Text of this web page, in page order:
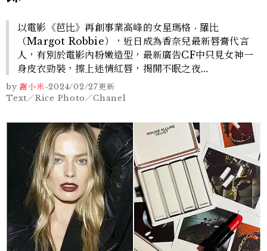
以電影《芭比》再創事業高峰的女星瑪格 · 羅比
（Margot Robbie），近日成為香奈兒最新唇膏代言
人，有別於電影內粉嫩造型，最新廣告CF中只見女神一
身皮衣勁裝，擦上迷情紅唇，揭開不眠之夜…
by 謝小米-2024/02/27更新
Text／Rice Photo／Chanel